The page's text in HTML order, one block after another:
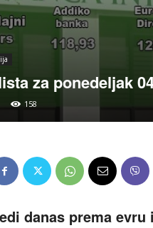
za ponedeljak
158
danas prema evru